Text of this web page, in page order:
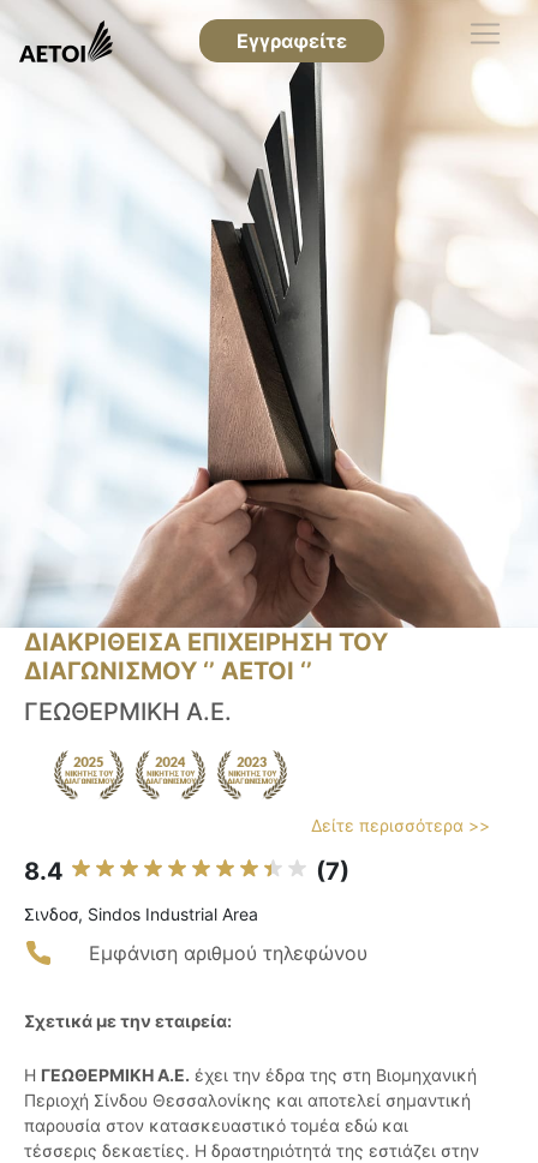
Εγγραφείτε
ΔΙΑΚΡΙΘΕΙΣΑ ΕΠΙΧΕΙΡΗΣΗ ΤΟΥ
ΔΙΑΓΩΝΙΣΜΟΥ ‘’ ΑΕΤΟΙ ‘’
ΓΕΩΘΕΡΜΙΚΗ Α.Ε.
Δείτε περισσότερα >>
8.4 (7)
Σινδοσ, Sindos Industrial Area
Εμφάνιση αριθμού τηλεφώνου
Σχετικά με την εταιρεία:
Η ΓΕΩΘΕΡΜΙΚΗ Α.Ε. έχει την έδρα της στη Βιομηχανική
Περιοχή Σίνδου Θεσσαλονίκης και αποτελεί σημαντική
παρουσία στον κατασκευαστικό τομέα εδώ και
τέσσερις δεκαετίες. Η δραστηριότητά της εστιάζει στην